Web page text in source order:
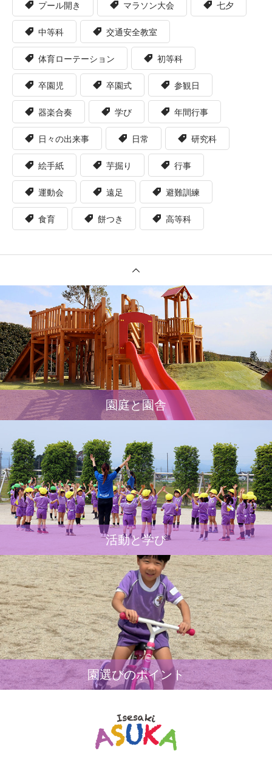
プール開き マラソン大会 七夕
中等科 交通安全教室
体育ローテーション 初等科
卒園児 卒園式 参観日
器楽合奏 学び 年間行事
日々の出来事 日常 研究科
絵手紙 芋掘り 行事
運動会 遠足 避難訓練
食育 餅つき 高等科
園庭と園舎
活動と学び
園選びのポイント